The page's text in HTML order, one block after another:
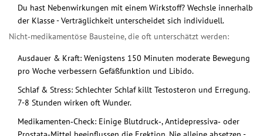
Du hast Nebenwirkungen mit einem Wirkstoff? Wechsle innerhalb
der Klasse - Verträglichkeit unterscheidet sich individuell.
Nicht‑medikamentöse Bausteine, die oft unterschätzt werden:
Ausdauer & Kraft: Wenigstens 150 Minuten moderate Bewegung
pro Woche verbessern Gefäßfunktion und Libido.
Schlaf & Stress: Schlechter Schlaf killt Testosteron und Erregung.
7-8 Stunden wirken oft Wunder.
Medikamenten‑Check: Einige Blutdruck‑, Antidepressiva‑ oder